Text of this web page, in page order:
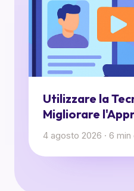
Utilizzare la
Migliorare
4 agosto 2026 · 6 min